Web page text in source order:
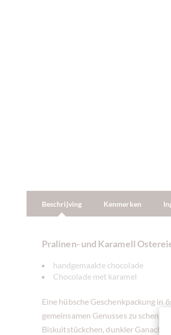
Beschrijving Kenmerken
Pralinen- und Karamell
handgemaakte chocolade
Chocolade met karamel
Eine hübsche Geschenkpackung in
gemeinsamen Genusses zu
Biskuitstückchen, dunkler